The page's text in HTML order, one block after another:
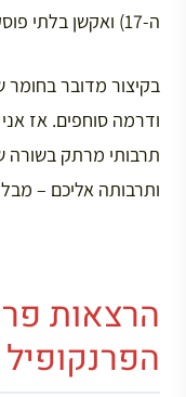
ה-17) ואקשן בלתי פוסק של מלחמות, רציחות ומזימות.
בקיצור מדובר בחומר
ודרמה סוחפים. אז
תרבותי מרתק בשורה
ותרבותה אליכם –
הרצאות
הפרנקופיל